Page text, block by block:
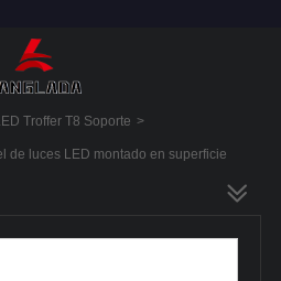
Troffer T8 Soporte >
de luces LED montado en superficie